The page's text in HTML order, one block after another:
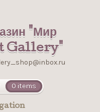
"Мир
Gallery"
0 items